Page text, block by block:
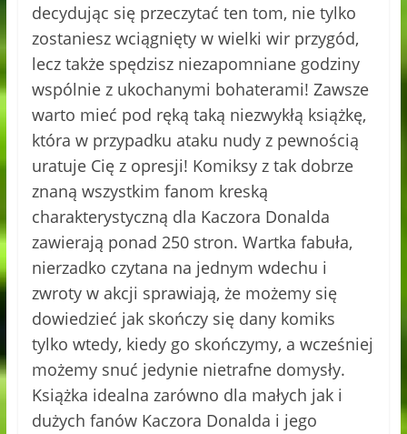
decydując się przeczytać ten tom, nie tylko
zostaniesz wciągnięty w wielki wir przygód,
lecz także spędzisz niezapomniane godziny
wspólnie z ukochanymi bohaterami! Zawsze
warto mieć pod ręką taką niezwykłą książkę,
która w przypadku ataku nudy z pewnością
uratuje Cię z opresji! Komiksy z tak dobrze
znaną wszystkim fanom kreską
charakterystyczną dla Kaczora Donalda
zawierają ponad 250 stron. Wartka fabuła,
nierzadko czytana na jednym wdechu i
zwroty w akcji sprawiają, że możemy się
dowiedzieć jak skończy się dany komiks
tylko wtedy, kiedy go skończymy, a wcześniej
możemy snuć jedynie nietrafne domysły.
Książka idealna zarówno dla małych jak i
dużych fanów Kaczora Donalda i jego